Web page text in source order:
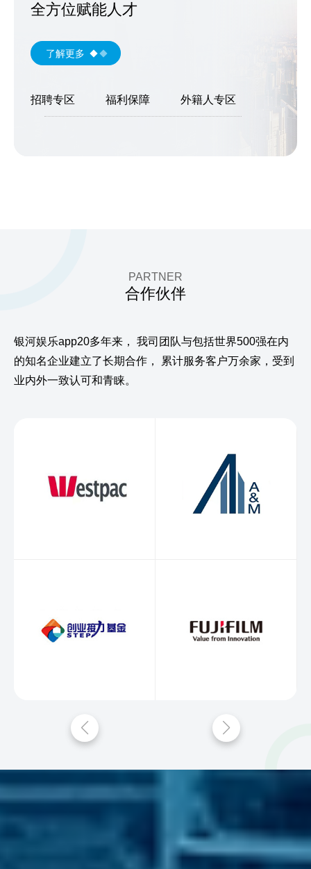
全方位赋能人才
了解更多
招聘专区 福利保障 外籍人专区
PARTNER
合作伙伴
银河娱乐app20多年来，
我司团队与包括世界500强在内
的知名企业建立了长期合作，
累计服务客户万余家，受到
业内外一致认可和青睐。